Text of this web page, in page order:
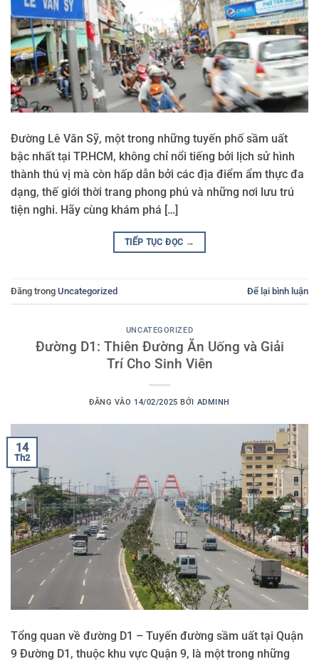
Đường Lê Văn Sỹ, một trong những tuyến phố sầm uất
bậc nhất tại TP.HCM, không chỉ nổi tiếng bởi lịch sử hình
thành thú vị mà còn hấp dẫn bởi các địa điểm ẩm thực đa
dạng, thế giới thời trang phong phú và những nơi lưu trú
tiện nghi. Hãy cùng khám phá […]
TIẾP TỤC ĐỌC →
Đăng trong Uncategorized Để lại bình luận
UNCATEGORIZED
Đường D1: Thiên Đường Ăn Uống và Giải
Trí Cho Sinh Viên
ĐĂNG VÀO 14/02/2025 BỞI ADMINH
14
Th2
Tổng quan về đường D1 – Tuyến đường sầm uất tại Quận
9 Đường D1, thuộc khu vực Quận 9, là một trong những